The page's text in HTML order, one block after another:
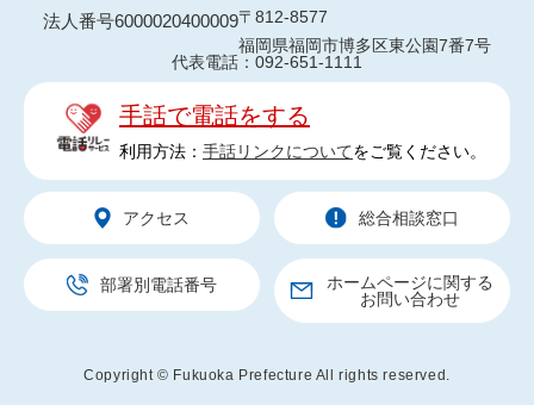
法人番号6000020400009〒812-8577
福岡県福岡市博多区東公園7番7号
代表電話：092-651-1111
手話で電話をする
利用方法： 手話リンクについてをご覧ください。
アクセス 総合相談窓口
部署別電話番号
ホームページに関する
お問い合わせ
Copyright © Fukuoka Prefecture All rights reserved.